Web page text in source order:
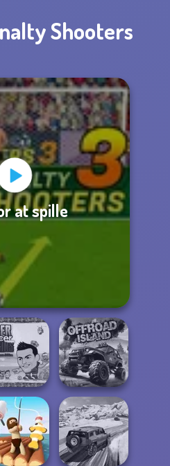
Shooters
at spille
Soccer
Noggins
Offroad Island